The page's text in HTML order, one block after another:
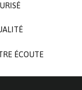
ÉCOUTE